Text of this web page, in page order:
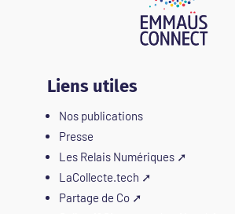
Liens utiles
Nos publications
Presse
Les Relais Numériques➚
LaCollecte.tech ➚
Partage de Co➚